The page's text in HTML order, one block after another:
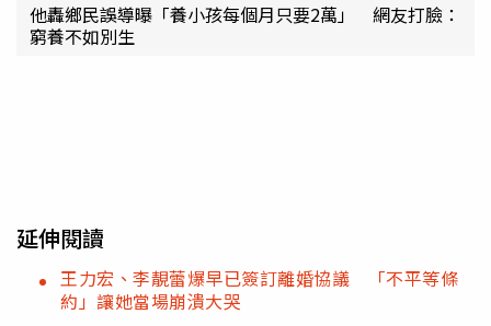
他轟鄉民誤導曝「養小孩每個月只要2萬」 網友打臉：
窮養不如別生
延伸閱讀
王力宏、李靚蕾爆早已簽訂離婚協議 「不平等條
約」讓她當場崩潰大哭